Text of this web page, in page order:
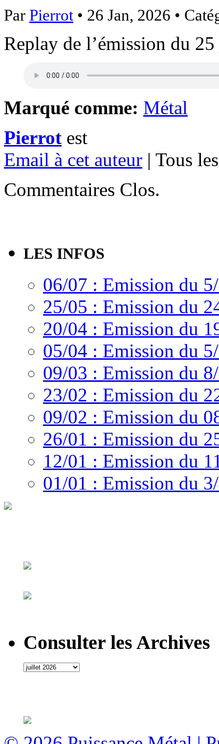
Par Pierrot • 26 Jan, 2026 •
Replay de l’émission du
Marqué comme: Métal
Pierrot est
Email à cet auteur | Tous
Commentaires Clos.
LES INFOS
06/07 : Emission du
25/05 : Emission du
20/04 : Emission du
05/04 : Emission du
09/03 : Emission du
23/02 : Emission du
09/02 : Emission du
26/01 : Emission du
12/01 : Emission du
01/01 : Emission du
Consulter les Archives